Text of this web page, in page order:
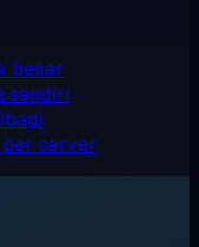
besar
sendiri
server